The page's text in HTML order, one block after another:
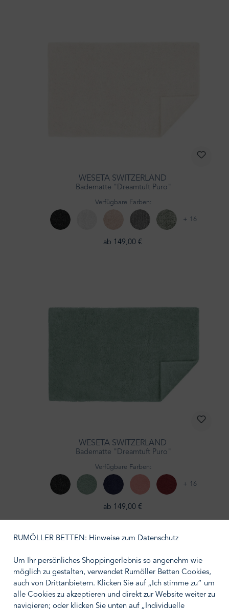
WESETA SWITZERLAND
Badematte "Dreamtuft Puro"
Verfügbare Farben:
+ 16
ab 149,00 €
WESETA SWITZERLAND
Badematte "Dreamtuft Puro"
Verfügbare Farben:
+ 16
ab 149,00 €
RUMÖLLER BETTEN: Hinweise zum Datenschutz
Um Ihr persönliches Shoppingerlebnis so angenehm wie
möglich zu gestalten, verwendet Rumöller Betten Cookies,
auch von Drittanbietern. Klicken Sie auf „Ich stimme zu“ um
alle Cookies zu akzeptieren und direkt zur Website weiter zu
navigieren; oder klicken Sie unten auf „Individuelle